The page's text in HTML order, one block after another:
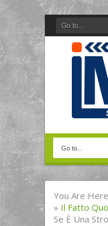
You Are
» Il Fatto
Se È Una